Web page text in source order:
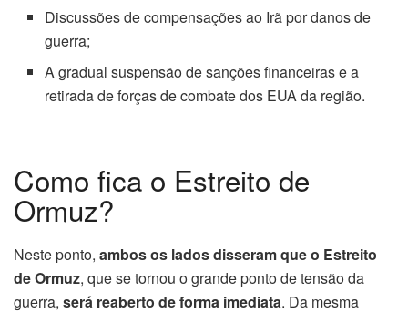
Discussões de compensações ao Irã por danos de
guerra;
A gradual suspensão de sanções financeiras e a
retirada de forças de combate dos EUA da região.
Como fica o Estreito de
Ormuz?
Neste ponto, ambos os lados disseram que o Estreito
de Ormuz, que se tornou o grande ponto de tensão da
guerra, será reaberto de forma imediata. Da mesma